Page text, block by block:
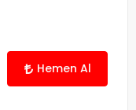
Hemen Al